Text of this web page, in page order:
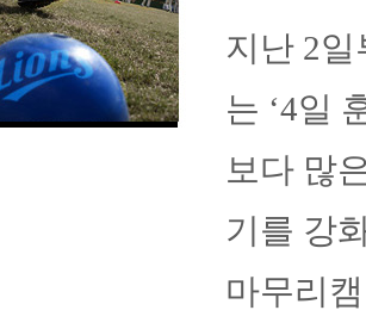
지난 2
는 ‘4일
보다 많
기를 강
마무리